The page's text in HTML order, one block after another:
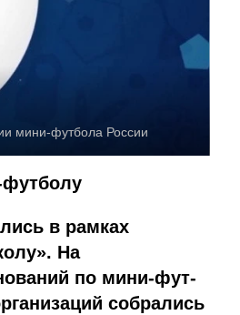
мини-футбола России
футболу
в рамках
На
по мини-фут-
собрались